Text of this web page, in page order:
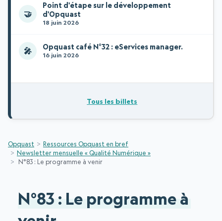
🤝
Point d'étape sur le développement
d'Opquast
18 juin 2026
🎤 Opquast café N°32 : eServices manager.
16 juin 2026
Tous les billets
Opquast
Ressources Opquast en bref
Newsletter mensuelle « Qualité Numérique »
N°83 : Le programme à venir
N°83 : Le programme à